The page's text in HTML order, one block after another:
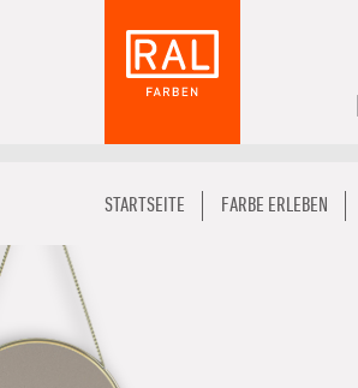
STARTSEITE FARBE ERLEBEN